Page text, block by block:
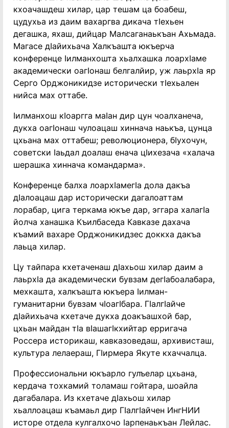
кхоачашдеш хилар, цар тешам ца боабеш,
цудухьа из даим вахаргва дикача тӏехьен
дегашка, яхаш, дийцар Малсаганаькъан Ахьмада.
Магасе дӏайихьача Халкъашта юкъерча
конференце ӏилманхошта хьалхашка лоархӏаме
академически оагӏонаш белгалйир, уж лаьрхӏа яр
Серго Орджоникидзе исторически тӏехьален
нийса мах оттабе.
ӏилманхош кӏоаргга маӏан дир цун чоалханеча,
дукха оагӏонаш чулоацаш хиннача наькъа, цунца
цхьана мах оттабеш; революционера, бӏухочун,
советски ӏаьдал доалаш енача цӏихезача «халача
шерашка хиннача командарма».
Конференце балха лоархӏамегӏа дола дакъа
дӏалоацаш дар исторически дагалоаттам
лорабар, цига теркама юкъе дар, эггара халагӏа
йолча ханашка Къилбаседа Кавказе дахача
къамий вахаре Орджоникидзес доккха дакъа
лаьца хилар.
Цу тайпара кхетаченаш дӏахьош хилар даим а
лаьрхӏа да академически бувзам дегӏабоалабара,
мехкашта, халкъашта юкъера ӏилман-
гуманитарни бувзам чӏоагӏбара. Гӏалгӏайче
дӏайихьача кхетаче дукха доакъашхой бар,
цхьан майдан тӏа вӏашагӏкхийтар ерригача
Россера историкаш, кавказоведаш, архивисташ,
культура лелаераш, Гӏирмера Якуте кхаччалца.
Профессиональни юкъарло гулъелар цхьана,
кердача тохкамий толамаш гойтара, шоайла
дагабалара. Из кхетаче дӏахьош хилар
хьаллоацаш къамаьл дир Гӏалгӏайчен ИнгНИИ
исторе отдела кулгалхочо ӏарпенаькъан Лейлас.